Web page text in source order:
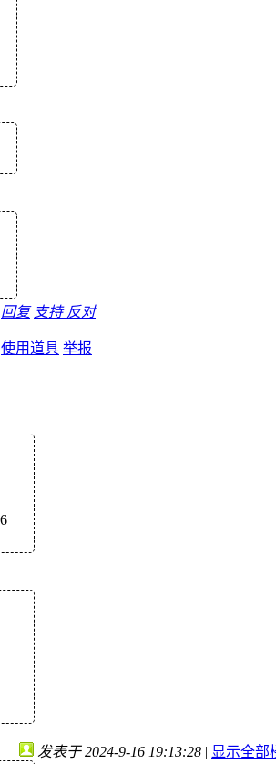
回复 支持 反对
使用道具 举报
发表于 2024-9-16 19:13:28 | 显示全部